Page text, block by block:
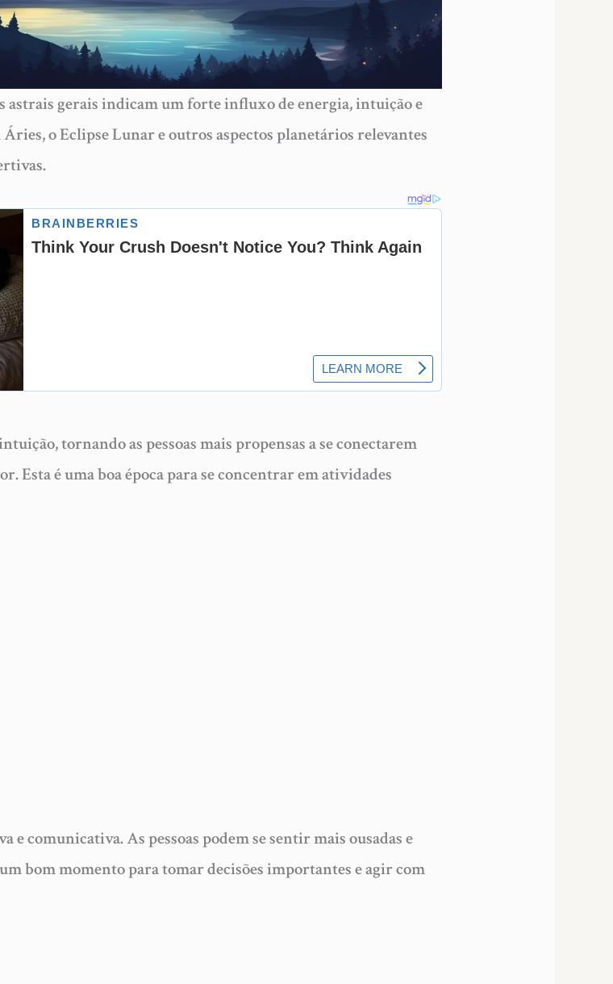
astrais gerais indicam um forte influxo de energia, intuição e
o Eclipse Lunar e outros aspectos planetários relevantes
tornando as pessoas mais propensas a se conectarem
Esta é uma boa época para se concentrar em atividades
comunicativa. As pessoas podem se sentir mais ousadas e
bom momento para tomar decisões importantes e agir com